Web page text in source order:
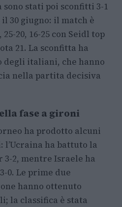
sono stati poi sconfitti 3-1
30 giugno: il match è
20, 16-25 con Seidl top
21. La sconfitta ha
degli italiani, che hanno
nella partita decisiva
fase a gironi
ha prodotto alcuni
ha battuto la
2, mentre Israele ha
0. Le prime due
hanno ottenuto
la classifica è stata